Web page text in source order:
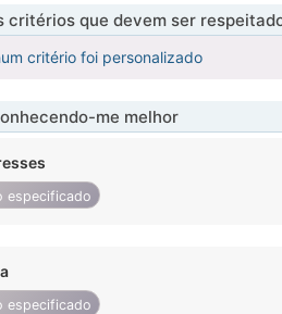
critérios que devem ser
critério foi personalizado
me melhor
especificado
especificado